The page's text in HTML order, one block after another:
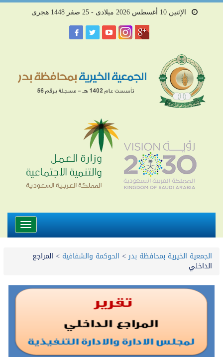
الإثنين 10 أغسطس 2026 ميلادى - 25 صفر 1448 هجرى
Toggle
الجمعية الخيرية بمحافظة بدر> الحوكمة والشفافية > المراجع
الداخلي